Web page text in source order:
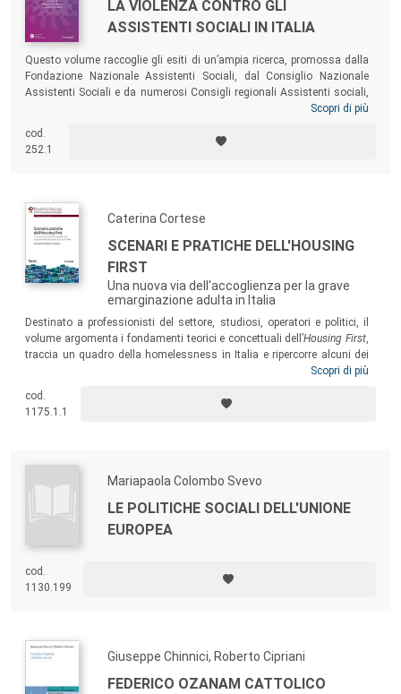
LA VIOLENZA CONTRO GLI
ASSISTENTI SOCIALI IN ITALIA
Questo volume raccoglie gli esiti di un’ampia ricerca, promossa dalla
Fondazione Nazionale Assistenti Sociali, dal Consiglio Nazionale
Assistenti Sociali e da numerosi Consigli regionali Assistenti sociali,
che consente di tracciare un quadro preciso del fenomeno, sempre più
utenti o di loro familiari. Oltre a descrivere il fenomeno, l’indagine cerca
di individuare le relative dinamiche e le possibili strategie di
Scopri di più
cod.
252.1
Caterina Cortese
SCENARI E PRATICHE DELL'HOUSING
FIRST
Una nuova via dell'accoglienza per la grave
emarginazione adulta in Italia
Destinato a professionisti del settore, studiosi, operatori e politici, il
volume argomenta i fondamenti teorici e concettuali dell’Housing First,
traccia un quadro della homelessness in Italia e ripercorre alcuni dei
principali cambiamenti nei paradigmi di policy cui stiamo assistendo
nel libro offrono inoltre una prima presentazione della strumentazione
pratica e metodologica utile per l’applicazione dell’approccio.
Scopri di più
cod.
1175.1.1
Mariapaola Colombo Svevo
LE POLITICHE SOCIALI DELL'UNIONE
EUROPEA
cod.
1130.199
Giuseppe Chinnici, Roberto Cipriani
FEDERICO OZANAM CATTOLICO